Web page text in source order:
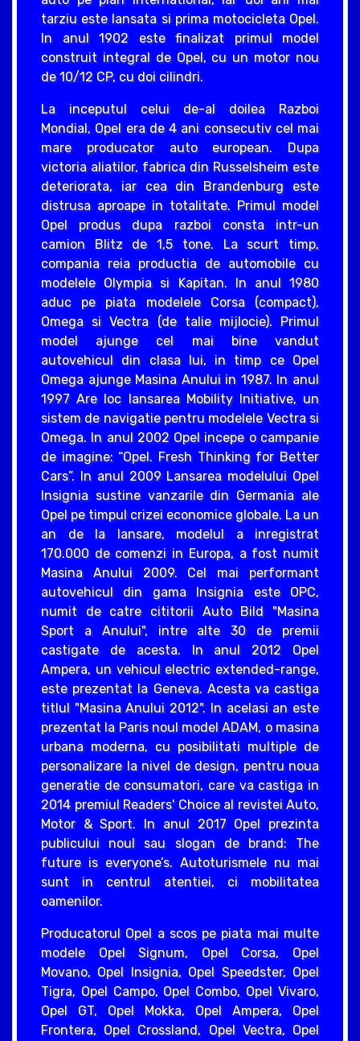
tarziu este lansata si prima motocicleta Opel.
In anul 1902 este finalizat primul model
construit integral de Opel, cu un motor nou
de 10/12 CP, cu doi cilindri.
La inceputul celui de-al doilea Razboi
Mondial, Opel era de 4 ani consecutiv cel mai
mare producator auto european. Dupa
victoria aliatilor, fabrica din Russelsheim este
deteriorata, iar cea din Brandenburg este
distrusa aproape in totalitate. Primul model
Opel produs dupa razboi consta intr-un
camion Blitz de 1,5 tone. La scurt timp,
compania reia productia de automobile cu
modelele Olympia si Kapitan. In anul 1980
aduc pe piata modelele Corsa (compact),
Omega si Vectra (de talie mijlocie). Primul
model ajunge cel mai bine vandut
autovehicul din clasa lui, in timp ce Opel
Omega ajunge Masina Anului in 1987. In anul
1997 Are loc lansarea Mobility Initiative, un
sistem de navigatie pentru modelele Vectra si
Omega. In anul 2002 Opel incepe o campanie
de imagine: “Opel. Fresh Thinking for Better
Cars”. In anul 2009 Lansarea modelului Opel
Insignia sustine vanzarile din Germania ale
Opel pe timpul crizei economice globale. La un
an de la lansare, modelul a inregistrat
170.000 de comenzi in Europa, a fost numit
Masina Anului 2009. Cel mai performant
autovehicul din gama Insignia este OPC,
numit de catre cititorii Auto Bild "Masina
Sport a Anului", intre alte 30 de premii
castigate de acesta. In anul 2012 Opel
Ampera, un vehicul electric extended-range,
este prezentat la Geneva. Acesta va castiga
titlul "Masina Anului 2012". In acelasi an este
prezentat la Paris noul model ADAM, o masina
urbana moderna, cu posibilitati multiple de
personalizare la nivel de design, pentru noua
generatie de consumatori, care va castiga in
2014 premiul Readers' Choice al revistei Auto,
Motor & Sport. In anul 2017 Opel prezinta
publicului noul sau slogan de brand: The
future is everyone’s. Autoturismele nu mai
sunt in centrul atentiei, ci mobilitatea
oamenilor.
Producatorul Opel a scos pe piata mai multe
modele Opel Signum, Opel Corsa, Opel
Movano, Opel Insignia, Opel Speedster, Opel
Tigra, Opel Campo, Opel Combo, Opel Vivaro,
Opel GT, Opel Mokka, Opel Ampera, Opel
Frontera, Opel Crossland, Opel Vectra, Opel